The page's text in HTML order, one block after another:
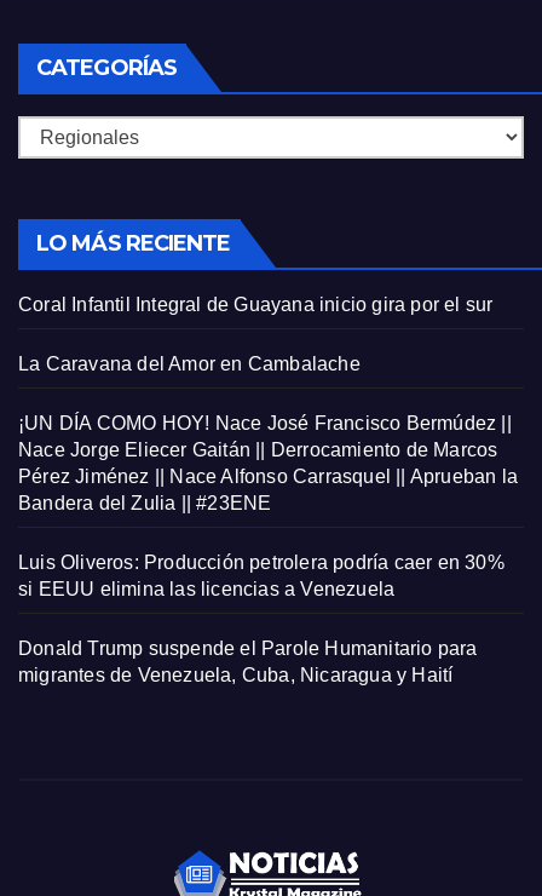
CATEGORÍAS
Categorías
LO MÁS RECIENTE
Coral Infantil Integral de Guayana inicio gira por el sur
La Caravana del Amor en Cambalache
¡UN DÍA COMO HOY! Nace José Francisco Bermúdez ||
Nace Jorge Eliecer Gaitán || Derrocamiento de Marcos
Pérez Jiménez || Nace Alfonso Carrasquel || Aprueban la
Bandera del Zulia || #23ENE
Luis Oliveros: Producción petrolera podría caer en 30%
si EEUU elimina las licencias a Venezuela
Donald Trump suspende el Parole Humanitario para
migrantes de Venezuela, Cuba, Nicaragua y Haití